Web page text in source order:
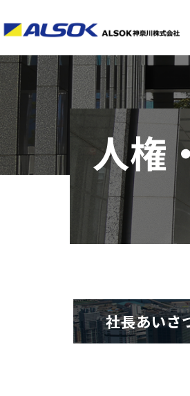
人権
社長あいさ